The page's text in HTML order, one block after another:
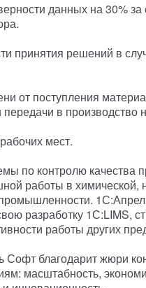
данных на 30% за
принятия решений в
от поступления
передачи в производство
мест.
по контролю качества
работы в химической,
разработку 1С:LIMS,
работы других
благодарит жюри
масштабность,